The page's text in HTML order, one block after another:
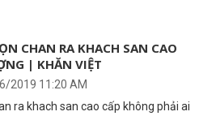
CHAN RA KHACH SAN CAO
| KHĂN VIỆT
2019 11:20 AM
ra khach san cao cấp không phải ai